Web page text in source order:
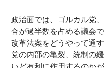
政治面では、ゴルカル党
合が過半数を占める議会
改革法案をどうやって通
党の内部の亀裂、統制の
いど有利に作用するのか